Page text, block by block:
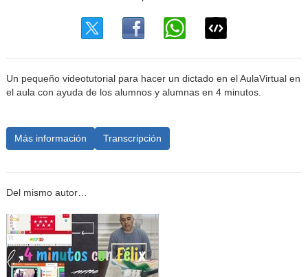
Un pequeño videotutorial para hacer un dictado en el AulaVirtual en
el aula con ayuda de los alumnos y alumnas en 4 minutos.
Más información Transcripción
Del mismo autor…